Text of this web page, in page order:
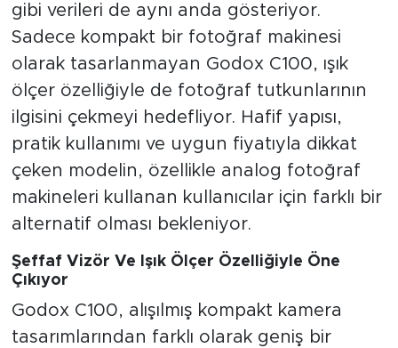
gibi verileri de aynı anda gösteriyor.
Sadece kompakt bir fotoğraf makinesi
olarak tasarlanmayan Godox C100, ışık
ölçer özelliğiyle de fotoğraf tutkunlarının
ilgisini çekmeyi hedefliyor. Hafif yapısı,
pratik kullanımı ve uygun fiyatıyla dikkat
çeken modelin, özellikle analog fotoğraf
makineleri kullanan kullanıcılar için farklı bir
alternatif olması bekleniyor.
Şeffaf Vizör Ve Işık Ölçer Özelliğiyle Öne
Çıkıyor
Godox C100, alışılmış kompakt kamera
tasarımlarından farklı olarak geniş bir